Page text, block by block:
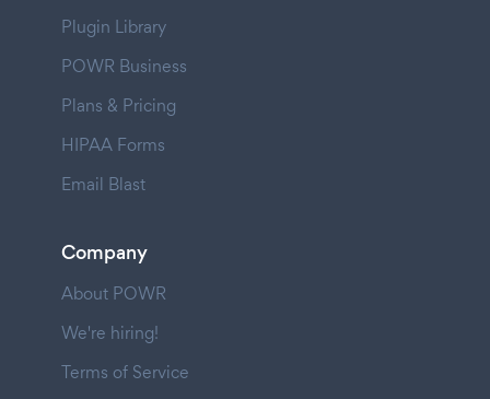
Plugin Library
POWR Business
Plans & Pricing
HIPAA Forms
Email Blast
Company
About POWR
We're hiring!
Terms of Service